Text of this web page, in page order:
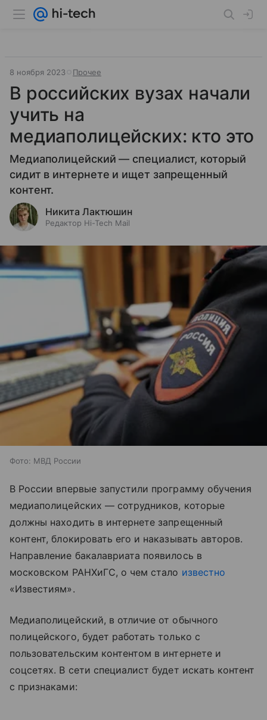
8 ноября 2023 Прочее
В российских вузах начали
учить на
медиаполицейских: кто это
Медиаполицейский — специалист, который
сидит в интернете и ищет запрещенный
контент.
Никита Лактюшин
Редактор Hi-Tech Mail
Фото: МВД России
В России впервые запустили программу обучения
медиаполицейских — сотрудников, которые
должны находить в интернете запрещенный
контент, блокировать его и наказывать авторов.
Направление бакалавриата появилось в
московском РАНХиГС, о чем стало известно
«Известиям».
Медиаполицейский, в отличие от обычного
полицейского, будет работать только с
пользовательским контентом в интернете и
соцсетях. В сети специалист будет искать контент
с признаками: